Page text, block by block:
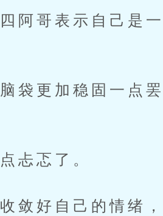
哥表示自己是一
更加稳固一点罢
忑了。
好自己的情绪，